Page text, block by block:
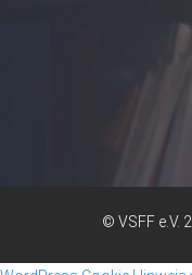
© VSFF e.V.